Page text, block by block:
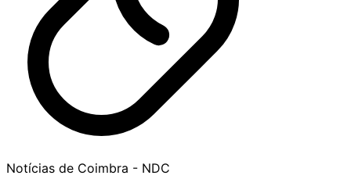
Notícias de Coimbra - NDC